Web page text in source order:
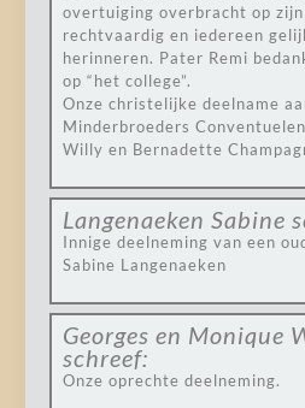
overtuiging overbracht op
rechtvaardig en iedereen
herinneren. Pater Remi
op “het college”.
Onze christelijke deelname
Minderbroeders
Willy en Bernadette
Langenaeken Sabine
Innige deelneming van een
Sabine Langenaeken
Georges en Monique
schreef:
Onze oprechte deelneming.